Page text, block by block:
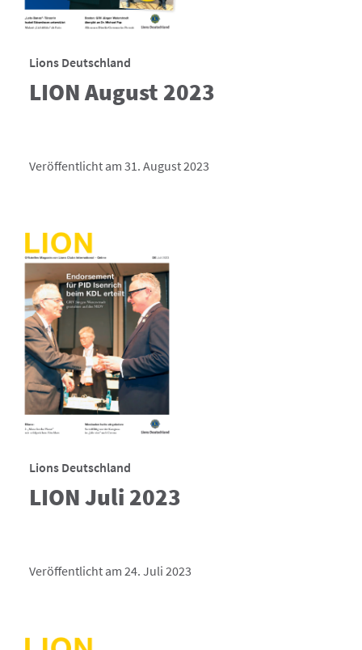
Lions Deutschland
LION August 2023
Veröffentlicht am 31. August 2023
Lions Deutschland
LION Juli 2023
Veröffentlicht am 24. Juli 2023